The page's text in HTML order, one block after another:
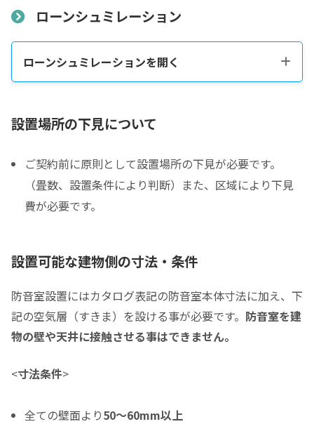
ローンシュミレーション
ローンシュミレーションを開く
税込価格合計*
0 0
クレジットご利用金額
分割支払回数
設置場所の下見について
ご契約前に原則として設置場所の下見が必要です。
（畳数、設置条件により判断）また、区域により下見
費が必要です。
設置可能な建物側の寸法・条件
防音室設置にはカタログ表記の防音室本体寸法に加え、下
記の空気層（すきま）を設ける事が必要です。 防音室を建
物の壁や天井に接触させる事はできません。
<寸法条件>
全ての壁面より50～60mm以上